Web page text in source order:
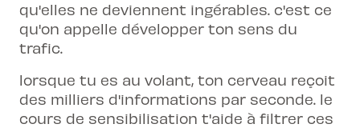
qu'elles ne deviennent ingérables. c'est ce
qu'on appelle développer ton sens du
trafic.
lorsque tu es au volant, ton cerveau reçoit
des milliers d'informations par seconde. le
cours de sensibilisation t'aide à filtrer ces